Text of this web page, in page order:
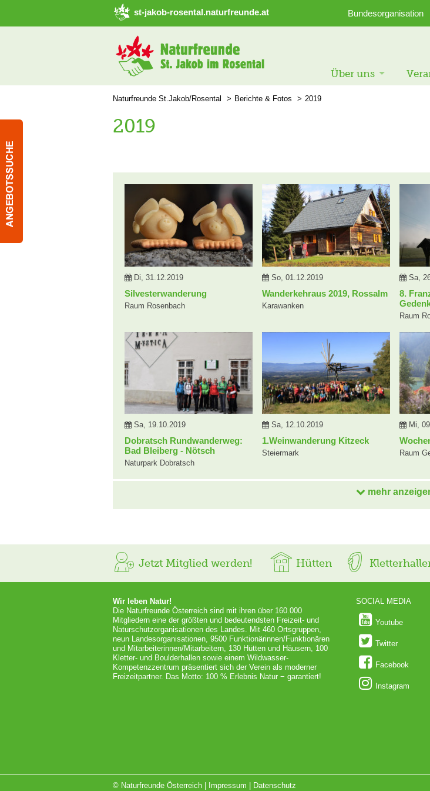
➜ Hauptregion der Seite anspringen
st-jakob-rosental.naturfreunde.at Bundesorganisation
Über uns
Naturfreunde St.Jakob/Rosental Berichte & Fotos 2019
2019
Di, 31.12.2019
Silvesterwanderung
Raum Rosenbach
So, 01.12.2019
Wanderkehraus 2019, Rossalm
Karawanken
Sa,
8.
Raum
Sa, 19.10.2019
Dobratsch Rundwanderweg:
Bad Bleiberg - Nötsch
Naturpark Dobratsch
Sa, 12.10.2019
1.Weinwanderung Kitzeck
Steiermark
Mi,
Raum
mehr
Jetzt Mitglied werden! Hütten
Wir leben Natur!
Die Naturfreunde Österreich sind mit ihren über 160.000
Mitgliedern eine der größten und bedeutendsten Freizeit- und
Naturschutzorganisationen des Landes. Mit 460 Ortsgruppen,
neun Landesorganisationen, 9500 Funktionärinnen/Funktionären
und Mitarbeiterinnen/Mitarbeitern, 130 Hütten und Häusern, 100
Kletter- und Boulderhallen sowie einem Wildwasser-
Kompetenzzentrum präsentiert sich der Verein als moderner
Freizeitpartner. Das Motto: 100 % Erlebnis Natur − garantiert!
SOCIAL MEDIA
Youtube
Twitter
Facebook
Instagram
© Naturfreunde Österreich | Impressum Datenschutz